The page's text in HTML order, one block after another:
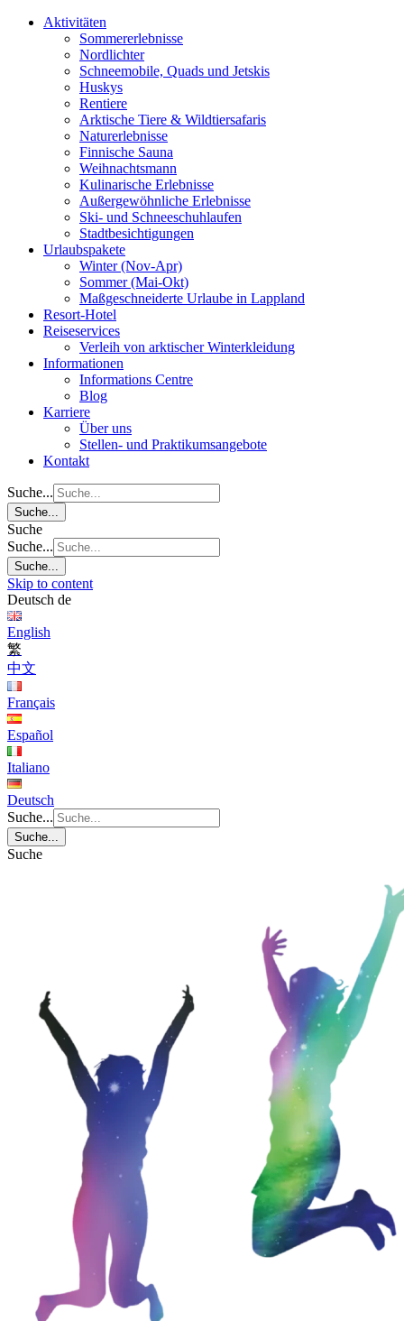
Aktivitäten
Sommererlebnisse
Nordlichter
Schneemobile, Quads und Jetskis
Huskys
Rentiere
Arktische Tiere & Wildtiersafaris
Naturerlebnisse
Finnische Sauna
Weihnachtsmann
Kulinarische Erlebnisse
Au­ßer­gewöhnliche Erlebnisse
Ski- und Schneeschuhlaufen
Stadtbesichtigungen
Urlaubspakete
Winter (Nov-Apr)
Sommer (Mai-Okt)
Maßgeschneiderte Urlaube in Lappland
Resort-Hotel
Reiseservices
Verleih von arktischer Winterkleidung
Informationen
Informations Centre
Blog
Karriere
Über uns
Stellen- und Praktikumsangebote
Kontakt
Suche...
Suche...
Suche
Suche...
Suche...
Skip to content
Deutsch de
English
繁
中文
Français
Español
Italiano
Deutsch
Suche...
Suche...
Suche